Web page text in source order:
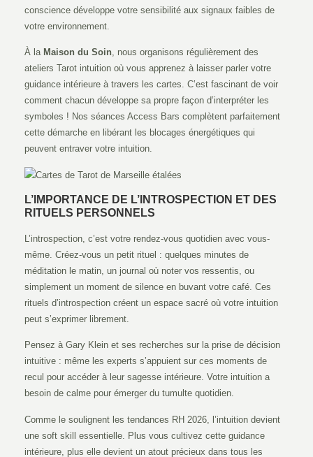
conscience développe votre sensibilité aux signaux faibles de
votre environnement.
À la Maison du Soin, nous organisons régulièrement des
ateliers Tarot intuition où vous apprenez à laisser parler votre
guidance intérieure à travers les cartes. C’est fascinant de voir
comment chacun développe sa propre façon d’interpréter les
symboles ! Nos séances Access Bars complètent parfaitement
cette démarche en libérant les blocages énergétiques qui
peuvent entraver votre intuition.
L’IMPORTANCE DE L’INTROSPECTION ET DES
RITUELS PERSONNELS
L’introspection, c’est votre rendez-vous quotidien avec vous-
même. Créez-vous un petit rituel : quelques minutes de
méditation le matin, un journal où noter vos ressentis, ou
simplement un moment de silence en buvant votre café. Ces
rituels d’introspection créent un espace sacré où votre intuition
peut s’exprimer librement.
Pensez à Gary Klein et ses recherches sur la prise de décision
intuitive : même les experts s’appuient sur ces moments de
recul pour accéder à leur sagesse intérieure. Votre intuition a
besoin de calme pour émerger du tumulte quotidien.
Comme le soulignent les tendances RH 2026, l’intuition devient
une soft skill essentielle. Plus vous cultivez cette guidance
intérieure, plus elle devient un atout précieux dans tous les